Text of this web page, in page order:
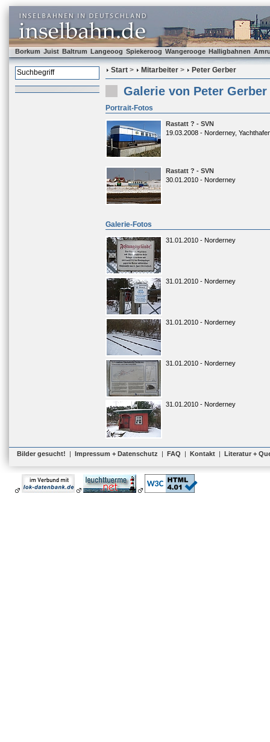
Borkum Juist Baltrum Langeoog Spiekeroog Wangerooge Halligbahnen
Start > Mitarbeiter > Peter Gerber
Galerie von Peter Gerber
Portrait-Fotos
Rastatt ? - SVN
19.03.2008 - Norderney,
Rastatt ? - SVN
30.01.2010 - Norderney
Galerie-Fotos
31.01.2010 - Norderney
31.01.2010 - Norderney
31.01.2010 - Norderney
31.01.2010 - Norderney
31.01.2010 - Norderney
Bilder gesucht! | Impressum + Datenschutz | FAQ | Kontakt | Literatur +